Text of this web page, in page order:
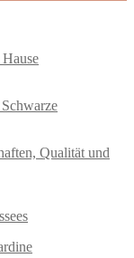
Qualität und